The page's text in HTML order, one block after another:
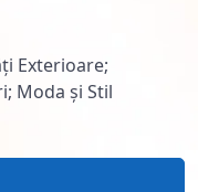
Exterioare;
Moda și Stil